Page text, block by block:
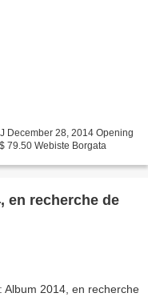
December 28, 2014 Opening
79.50 Webiste Borgata
en recherche de